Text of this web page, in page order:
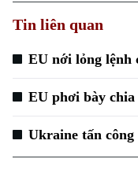
Tin liên quan
EU nới lỏng lệnh
EU phơi bày
Ukraine tấn